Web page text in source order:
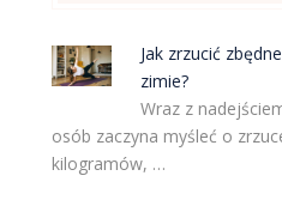
Jak zrzucić
zimie?
Wraz z
osób zaczyna myśleć o
kilogramów, …